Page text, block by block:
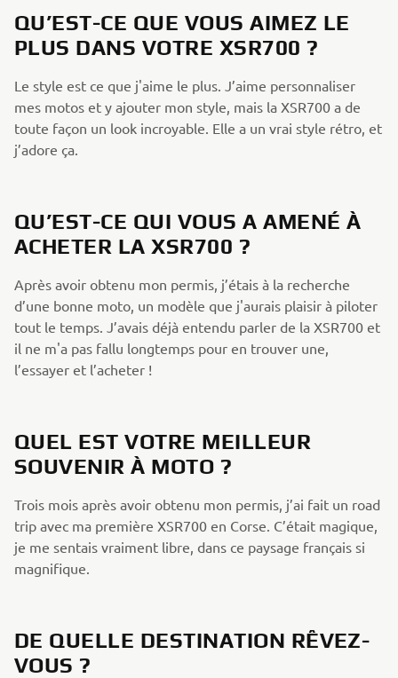
QU’EST-CE QUE VOUS AIMEZ LE
PLUS DANS VOTRE XSR700 ?
Le style est ce que j'aime le plus. J’aime personnaliser
mes motos et y ajouter mon style, mais la XSR700 a de
toute façon un look incroyable. Elle a un vrai style rétro, et
j’adore ça.
QU’EST-CE QUI VOUS A AMENÉ À
ACHETER LA XSR700 ?
Après avoir obtenu mon permis, j’étais à la recherche
d’une bonne moto, un modèle que j'aurais plaisir à piloter
tout le temps. J’avais déjà entendu parler de la XSR700 et
il ne m'a pas fallu longtemps pour en trouver une,
l’essayer et l’acheter !
QUEL EST VOTRE MEILLEUR
SOUVENIR À MOTO ?
Trois mois après avoir obtenu mon permis, j’ai fait un road
trip avec ma première XSR700 en Corse. C’était magique,
je me sentais vraiment libre, dans ce paysage français si
magnifique.
DE QUELLE DESTINATION RÊVEZ-
VOUS ?